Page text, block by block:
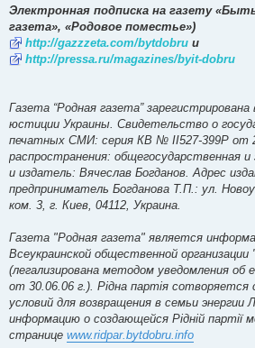
Электронная подписка на газету
газета», «Родовое поместье»)
http://gazzzeta.com/bytdobru и
http://pressa.ru/magazines/byit-dobru
Газета “Родная газета”
юстиции Украины. Свидетельство о
печатных СМИ: серия КВ № ІІ527-399Р от
распространения: общегосударственная
и издатель: Вячеслав Богданов. Адрес
предприниматель Богданова Т.П.: ул.
ком. 3, г. Киев, 04112, Украина.
Газета "Родная газета" является
Всеукраинской общественной организации
(легализирована методом уведомления об
от 30.06.06 г.). Рідна партія сотворяется
условий для возвращения в семьи энергии
информацию о создающейся Рідній партії
странице www.ridpar.bytdobru.info